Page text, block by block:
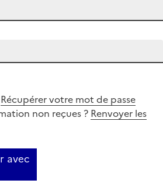
Récupérer votre mot de passe
non reçues ? Renvoyer les
avec